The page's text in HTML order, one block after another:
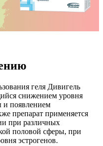
геля Дивигель
снижением уровня
и появлением
препарат применяется
при различных
половой сферы, при
эстрогенов.